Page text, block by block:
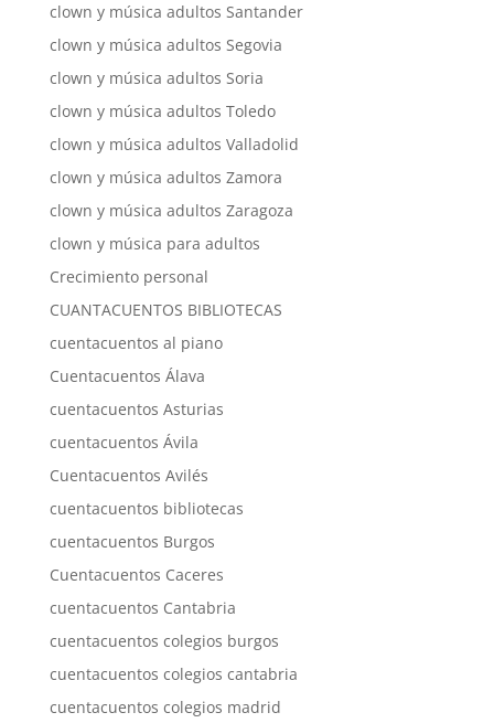
clown y música adultos Santander
clown y música adultos Segovia
clown y música adultos Soria
clown y música adultos Toledo
clown y música adultos Valladolid
clown y música adultos Zamora
clown y música adultos Zaragoza
clown y música para adultos
Crecimiento personal
CUANTACUENTOS BIBLIOTECAS
cuentacuentos al piano
Cuentacuentos Álava
cuentacuentos Asturias
cuentacuentos Ávila
Cuentacuentos Avilés
cuentacuentos bibliotecas
cuentacuentos Burgos
Cuentacuentos Caceres
cuentacuentos Cantabria
cuentacuentos colegios burgos
cuentacuentos colegios cantabria
cuentacuentos colegios madrid